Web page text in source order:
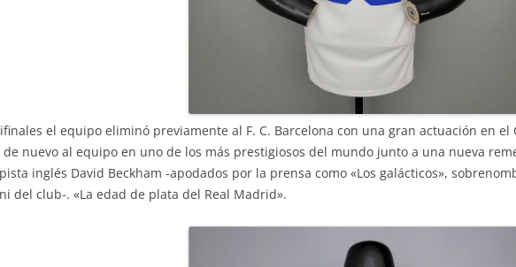
el equipo eliminó previamente al F. C. Barcelona con una gran actuación en el
nuevo al equipo en uno de los más prestigiosos del mundo junto a una nueva
inglés David Beckham -apodados por la prensa como «Los galácticos»,
del club-. «La edad de plata del Real Madrid».